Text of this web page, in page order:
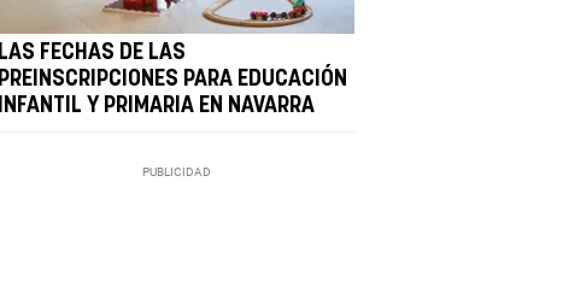
LAS FECHAS DE LAS
PREINSCRIPCIONES PARA EDUCACIÓN
INFANTIL Y PRIMARIA EN NAVARRA